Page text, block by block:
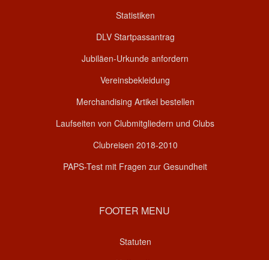
Statistiken
DLV Startpassantrag
Jubiläen-Urkunde anfordern
Vereinsbekleidung
Merchandising Artikel bestellen
Laufseiten von Clubmitgliedern und Clubs
Clubreisen 2018-2010
PAPS-Test mit Fragen zur Gesundheit
FOOTER MENU
Statuten